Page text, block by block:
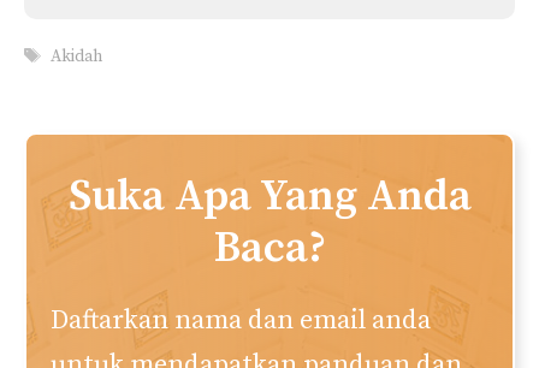
Tags
Akidah
Suka Apa Yang Anda
Baca?
Daftarkan nama dan email anda